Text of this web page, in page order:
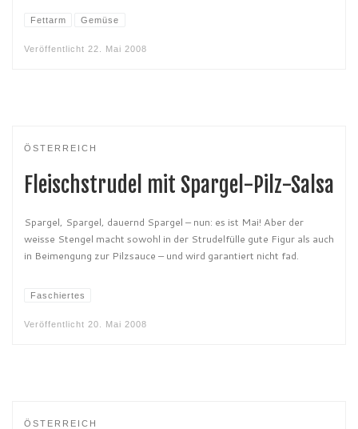
Fettarm Gemüse
Veröffentlicht 22. Mai 2008
ÖSTERREICH
Fleischstrudel mit Spargel-Pilz-Salsa
Spargel, Spargel, dauernd Spargel – nun: es ist Mai! Aber der
weisse Stengel macht sowohl in der Strudelfülle gute Figur als auch
in Beimengung zur Pilzsauce – und wird garantiert nicht fad.
Faschiertes
Veröffentlicht 20. Mai 2008
ÖSTERREICH